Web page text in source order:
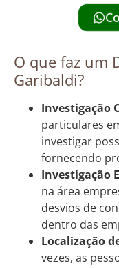
O que faz um
Garibaldi?
Investigação
particulares
investigar
fornecendo
Investigação
na área
desvios de
dentro das
Localização
vezes, as